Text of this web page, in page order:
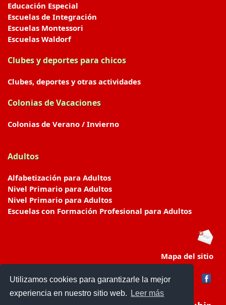
Utilizamos cookies para garantizarle la mejor
experiencia en nuestro sitio web.
Leer más
Educación Especial
Escuelas de Integración
Escuelas Montessori
Escuelas Waldorf
Clubes y deportes para chicos
Clubes, deportes y otras actividades
Colonias de Vacaciones
Colonias de Verano / Invierno
Adultos
Alfabetización para Adultos
Nivel Primario para Adultos
Nivel Primario para Adultos
Escuelas con Formación Profesional para Adultos
Mapa del sitio